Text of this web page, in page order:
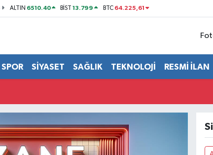
ALTIN 6510.40 BİST13.799 BTC 64.225,61
SPOR SİYASET SAĞLIK TEKNOLOJİ RESMİ İLAN